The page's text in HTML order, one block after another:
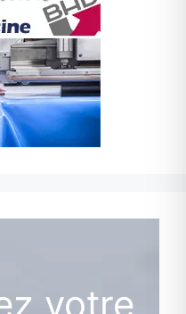
votre